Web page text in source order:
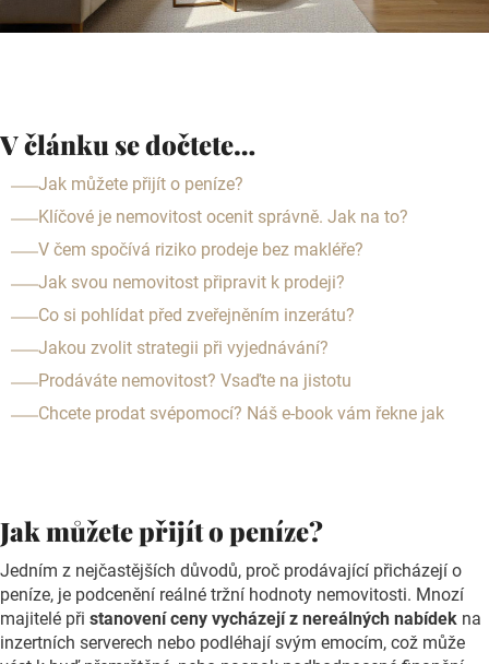
V článku se dočtete…
Jak můžete přijít o peníze?
Klíčové je nemovitost ocenit správně. Jak na to?
V čem spočívá riziko prodeje bez makléře?
Jak svou nemovitost připravit k prodeji?
Co si pohlídat před zveřejněním inzerátu?
Jakou zvolit strategii při vyjednávání?
Prodáváte nemovitost? Vsaďte na jistotu
Chcete prodat svépomocí? Náš e-book vám řekne jak
Jak můžete přijít o peníze?
Jedním z nejčastějších důvodů, proč prodávající přicházejí o
peníze, je podcenění reálné tržní hodnoty nemovitosti. Mnozí
majitelé při stanovení ceny vycházejí z nereálných nabídek na
inzertních serverech nebo podléhají svým emocím, což může